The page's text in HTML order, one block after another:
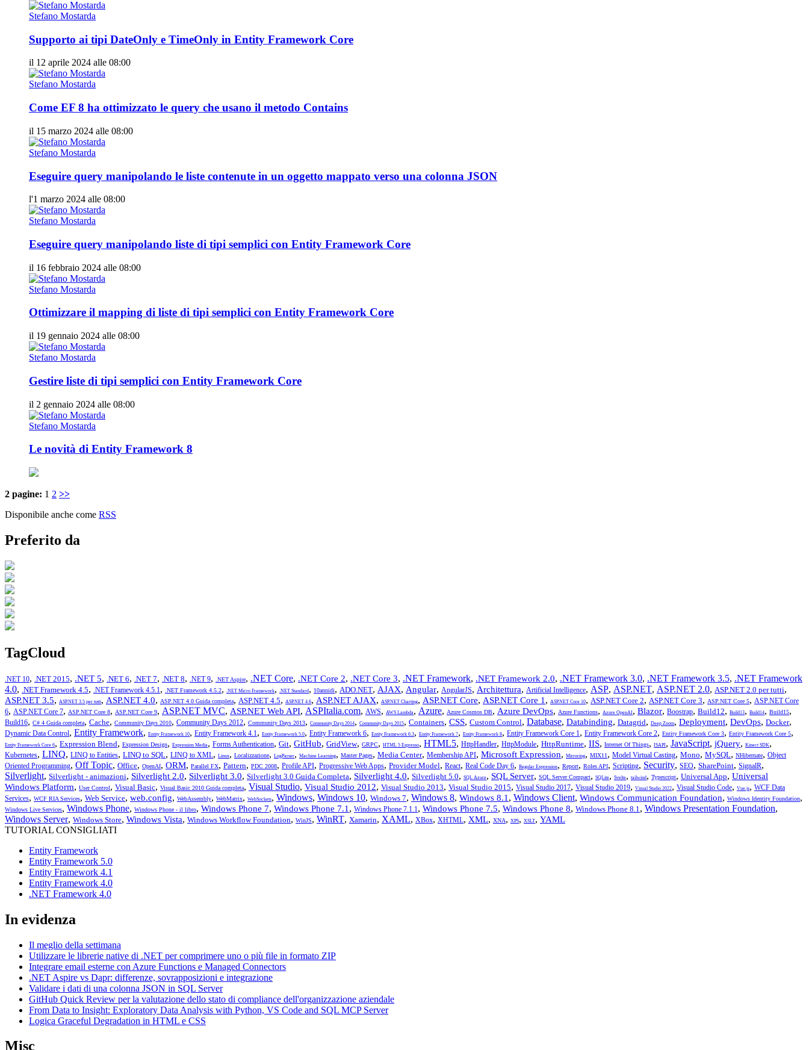
Stefano Mostarda
Supporto ai tipi DateOnly e TimeOnly in Entity Framework Core
il 12 aprile 2024 alle 08:00
Stefano Mostarda
Come EF 8 ha ottimizzato le query che usano il metodo Contains
il 15 marzo 2024 alle 08:00
Stefano Mostarda
Eseguire query manipolando le liste contenute in un oggetto mappato verso una colonna JSON
l'1 marzo 2024 alle 08:00
Stefano Mostarda
Eseguire query manipolando liste di tipi semplici con Entity Framework Core
il 16 febbraio 2024 alle 08:00
Stefano Mostarda
Ottimizzare il mapping di liste di tipi semplici con Entity Framework Core
il 19 gennaio 2024 alle 08:00
Stefano Mostarda
Gestire liste di tipi semplici con Entity Framework Core
il 2 gennaio 2024 alle 08:00
Stefano Mostarda
Le novità di Entity Framework 8
2 pagine: 1 2 >>
Disponibile anche come RSS
Preferito da
TagCloud
.NET 10, .NET 2015, .NET 5, .NET 6, .NET 7, .NET 8, .NET 9, .NET Aspire, .NET Core, .NET Core 2, .NET Core 3, .NET Framework, .NET Framework 2.0, .NET Framework 3.0, .NET Framework 3.5, .NET Framework
4.0, .NET Framework 4.5, .NET Framework 4.5.1 , .NET Framework 4.5.2, .NET Micro Framework, .NET Standard , 10annidi, ADO.NET, AJAX, Angular, AngularJS, Architettura, Artificial Intelligence, ASP, ASP.NET, ASP.NET 2.0, ASP.NET 2.0 per tutti,
ASP.NET 3.5, ASP.NET 3.5 per tutti, ASP.NET 4.0, ASP.NET 4.0 Guida completa, ASP.NET 4.5, ASP.NET 4.6, ASP.NET AJAX, ASP.NET Charting, ASP.NET Core, ASP.NET Core 1 , ASP.NET Core 10, ASP.NET Core 2, ASP.NET Core 3, ASP.NET Core 5, ASP.NET Core
6, ASP.NET Core 7, ASP.NET Core 8, ASP.NET Core 9, ASP.NET MVC, ASP.NET Web API, ASPItalia.com, AWS, AWS Lambda , Azure, Azure Cosmos DB, Azure DevOps, Azure Functions, Azure OpenAI, Blazor, Boostrap, Build12, Build13, Build14, Build15,
Build16, C# 4 Guida completa, Cache, Community Days 2010, Community Days 2012, Community Days 2013, Community Days 2014, Community Days 2015, Containers, CSS, Custom Control, Database, Databinding, Datagrid, Deep Zoom, Deployment, DevOps, Docker,
Dynamic Data Control, Entity Framework, Entity Framework 10, Entity Framework 4.1 , Entity Framework 5.0, Entity Framework 6, Entity Framework 6.3, Entity Framework 7, Entity Framework 8, Entity Framework Core 1 , Entity Framework Core 2, Entity Framework Core 3, Entity Framework Core 5,
Entity Framework Core 6, Expression Blend, Expression Design, Expression Media , Forms Authentication, Git, GitHub, GridView, GRPC, HTML 5 Espresso, HTML5, HttpHandler, HttpModule, HttpRuntime, IIS, Internet Of Things, ISAPI, JavaScript, jQuery, Kinect SDK,
Kubernetes, LINQ, LINQ to Entities, LINQ to SQL, LINQ to XML, Linux, Localizzazione, LogParser, Machine Learning, Master Pages, Media Center, Membership API, Microsoft Expression, Mirroring, MIX11 , Model Virtual Casting, Mono, MySQL, NHibernate, Object
Oriented Programming, Off Topic, Office, OpenAI, ORM, Parallel FX, Pattern, PDC 2008, Profile API, Progressive Web Apps, Provider Model, React, Real Code Day 6, Regular Expression, Report, Roles API, Scripting, Security, SEO, SharePoint, SignalR,
Silverlight, Silverlight - animazioni, Silverlight 2.0, Silverlight 3.0, Silverlight 3.0 Guida Completa, Silverlight 4.0, Silverlight 5.0, SQL Azure, SQL Server, SQL Server Compact, SQLite, Svelte, tailwind , Typescript, Universal App, Universal
Windows Platform, User Control, Visual Basic, Visual Basic 2010 Guida completa, Visual Studio, Visual Studio 2012, Visual Studio 2013, Visual Studio 2015, Visual Studio 2017, Visual Studio 2019, Visual Studio 2022, Visual Studio Code, Vue.js, WCF Data
Services, WCF RIA Services, Web Service, web.config, WebAssembly, WebMatrix, WebSockets, Windows, Windows 10, Windows 7, Windows 8, Windows 8.1 , Windows Client, Windows Communication Foundation, Windows Identity Foundation,
Windows Live Services, Windows Phone, Windows Phone - il libro, Windows Phone 7, Windows Phone 7.1 , Windows Phone 7.1.1 , Windows Phone 7.5, Windows Phone 8, Windows Phone 8.1 , Windows Presentation Foundation,
Windows Server, Windows Store, Windows Vista, Windows Workflow Foundation, WinJS, WinRT, Xamarin, XAML, XBox, XHTML, XML, XNA, XPS, XSLT, YAML
TUTORIAL CONSIGLIATI
Entity Framework
Entity Framework 5.0
Entity Framework 4.1
Entity Framework 4.0
.NET Framework 4.0
In evidenza
Il meglio della settimana
Utilizzare le librerie native di .NET per comprimere uno o più file in formato ZIP
Integrare email esterne con Azure Functions e Managed Connectors
.NET Aspire vs Dapr: differenze, sovrapposizioni e integrazione
Validare i dati di una colonna JSON in SQL Server
GitHub Quick Review per la valutazione dello stato di compliance dell'organizzazione aziendale
From Data to Insight: Exploratory Data Analysis with Python, VS Code and SQL MCP Server
Logica Graceful Degradation in HTML e CSS
Misc